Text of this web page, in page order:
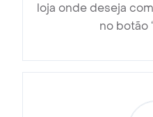
loja onde deseja
no botão